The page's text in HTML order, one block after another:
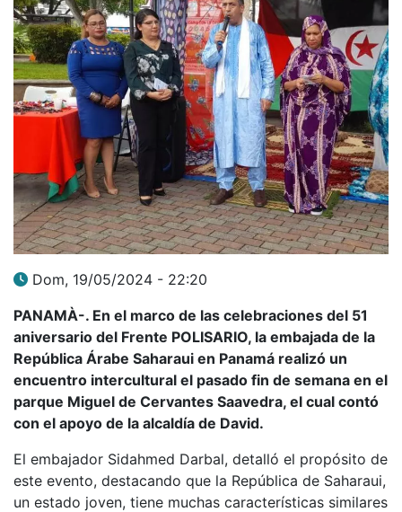
Dom, 19/05/2024 - 22:20
PANAMÀ-. En el marco de las celebraciones del 51
aniversario del Frente POLISARIO, la embajada de la
República Árabe Saharaui en Panamá realizó un
encuentro intercultural el pasado fin de semana en el
parque Miguel de Cervantes Saavedra, el cual contó
con el apoyo de la alcaldía de David.
El embajador Sidahmed Darbal, detalló el propósito de
este evento, destacando que la República de Saharaui,
un estado joven, tiene muchas características similares